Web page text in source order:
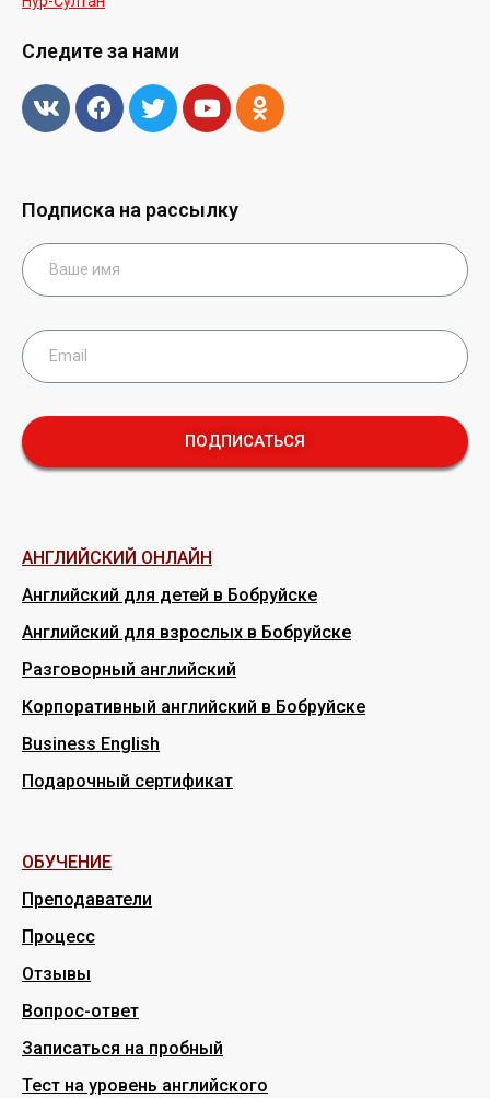
Следите за нами
Подписка на рассылку
ПОДПИСАТЬСЯ
АНГЛИЙСКИЙ ОНЛАЙН
Английский для детей в Бобруйске
Английский для взрослых в Бобруйске
Разговорный английский
Корпоративный английский в Бобруйске
Business English
Подарочный сертификат
ОБУЧЕНИЕ
Преподаватели
Процесс
Отзывы
Вопрос-ответ
Записаться на пробный
Тест на уровень английского